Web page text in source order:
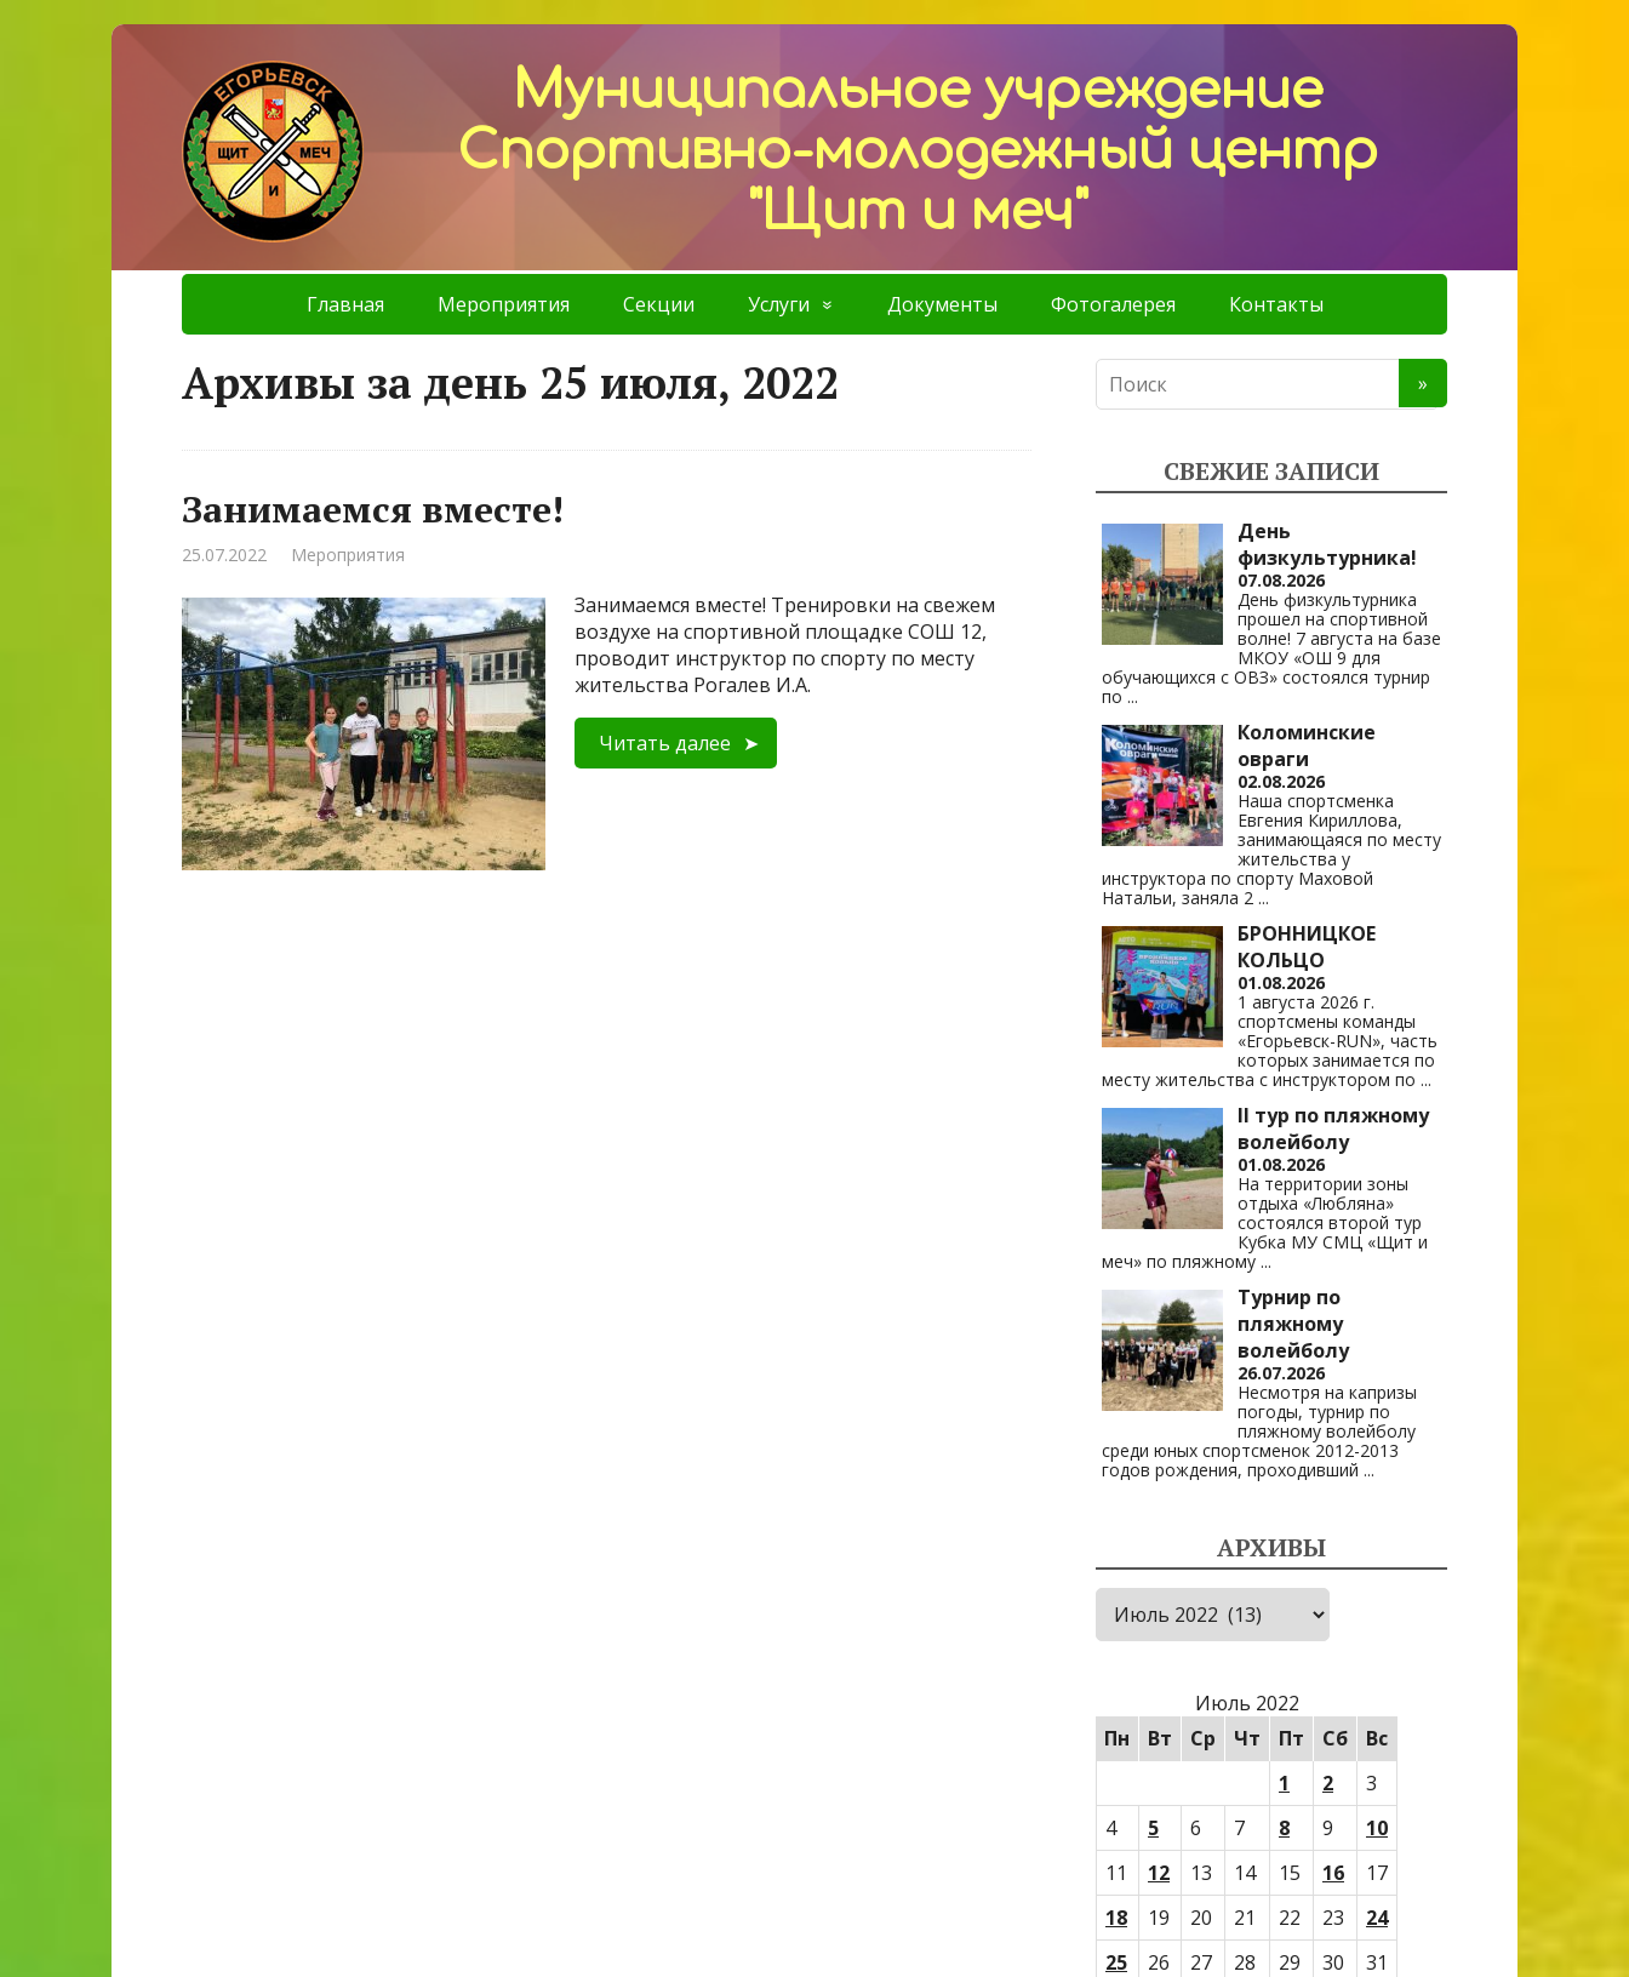
Муниципальное учреждение
Спортивно-молодежный центр
"Щит и меч"
Главная Мероприятия Секции Услуги Документы Фотогалерея Контакты
Архивы за день 25 июля, 2022
Занимаемся вместе!
25.07.2022 Мероприятия
Занимаемся вместе! Тренировки на свежем
воздухе на спортивной площадке СОШ 12,
проводит инструктор по спорту по месту
жительства Рогалев И.А.
Читать далее
СВЕЖИЕ ЗАПИСИ
День
физкультурника!
07.08.2026
День физкультурника
прошел на спортивной
волне! 7 августа на базе
МКОУ «ОШ 9 для
обучающихся с ОВЗ» состоялся турнир
по...
Коломинские
овраги
02.08.2026
Наша спортсменка
Евгения Кириллова,
занимающаяся по месту
жительства у
инструктора по спорту Маховой
Натальи, заняла 2 ...
БРОННИЦКОЕ
КОЛЬЦО
01.08.2026
1 августа 2026 г.
спортсмены команды
«Егорьевск-RUN», часть
которых занимается по
месту жительства с инструктором по ...
II тур по пляжному
волейболу
01.08.2026
На территории зоны
отдыха «Любляна»
состоялся второй тур
Кубка МУ СМЦ «Щит и
меч» по пляжному ...
Турнир по
пляжному
волейболу
26.07.2026
Несмотря на капризы
погоды, турнир по
пляжному волейболу
среди юных спортсменок 2012-2013
годов рождения, проходивший ...
АРХИВЫ
Архивы
Июль 2022
Пн
Вт Ср Чт Пт Сб
Вс
1
2
3
4
5 6 7 8 9
10
11
12 13 14 15 16
17
18
19 20 21 22 23
24
25
26 27 28 29 30
31